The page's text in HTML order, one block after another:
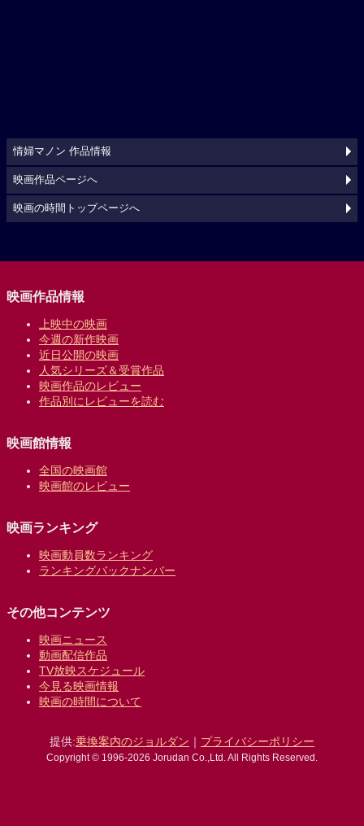
情婦マノン 作品情報
映画作品ページへ
映画の時間トップページへ
映画作品情報
上映中の映画
今週の新作映画
近日公開の映画
人気シリーズ＆受賞作品
映画作品のレビュー
作品別にレビューを読む
映画館情報
全国の映画館
映画館のレビュー
映画ランキング
映画動員数ランキング
ランキングバックナンバー
その他コンテンツ
映画ニュース
動画配信作品
TV放映スケジュール
今見る映画情報
映画の時間について
提供:乗換案内のジョルダン ｜ プライバシーポリシー
Copyright © 1996-2026 Jorudan Co.,Ltd. All Rights Reserved.